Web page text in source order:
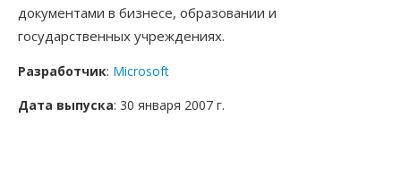
документами в бизнесе, образовании и
государственных учреждениях.
Разработчик: Microsoft
Дата выпуска: 30 января 2007 г.